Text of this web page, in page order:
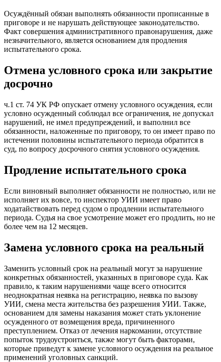
Осуждённый обязан выполнять обязанности прописанные в
приговоре и не нарушать действующее законодательство.
Факт совершения административного правонарушения, даже
незначительного, является основанием для продления
испытательного срока.
Отмена условного срока или закрытие
досрочно
ч.1 ст. 74 УК РФ опускает отмену условного осуждения, если
условно осужденный соблюдал все ограничения, не допускал
нарушений, не имел предупреждений, и выполнил все
обязанности, наложенные по приговору, то он имеет право по
истечении половины испытательного периода обратится в
суд, по вопросу досрочного снятия условного осуждения.
Продление испытательного срока
Если виновный выполняет обязанности не полностью, или не
исполняет их вовсе, то инспектор УИИ имеет право
ходатайствовать перед судом о продлении испытательного
периода. Судья на свое усмотрение может его продлить, но не
более чем на 12 месяцев.
Замена условного срока на реальный
Заменить условный срок на реальный могут за нарушение
конкретных обязанностей, указанных в приговоре суда. Как
правило, к таким нарушениями чаще всего относится
неоднократная неявка на регистрацию, неявка по вызову
УИИ, смена места жительства без разрешения УИИ. Также,
основанием для замены наказания может стать уклонение
осужденного от возмещения вреда, причиненного
преступлением. Отказ от лечения наркомании, отсутствие
попыток трудоустроиться, также могут быть факторами,
которые приведут к замене условного осуждения на реальное
применений уголовных санкций.